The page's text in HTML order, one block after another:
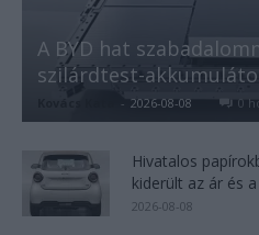
A BYD hat
szilárdtest-
- 2026-08-08 0
Hivatalos
kiderült az ár és
2026-08-08